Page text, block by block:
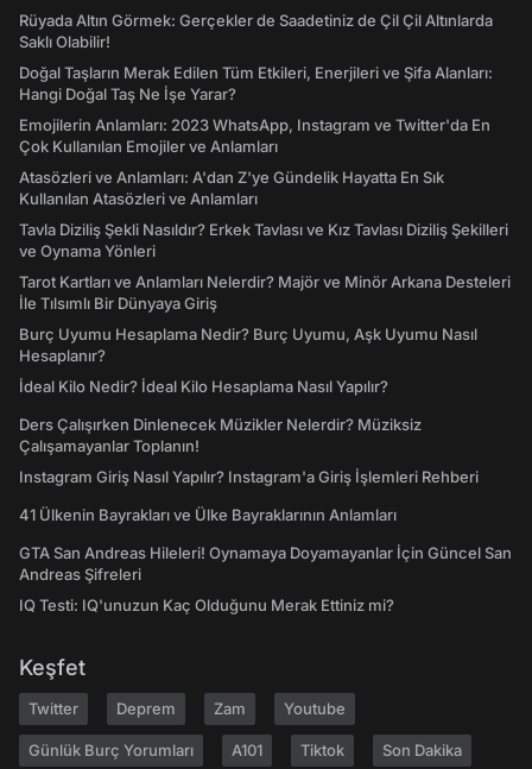
Rüyada Altın Görmek: Gerçekler de Saadetiniz de Çil Çil Altınlarda
Saklı Olabilir!
Doğal Taşların Merak Edilen Tüm Etkileri, Enerjileri ve Şifa Alanları:
Hangi Doğal Taş Ne İşe Yarar?
Emojilerin Anlamları: 2023 WhatsApp, Instagram ve Twitter'da En
Çok Kullanılan Emojiler ve Anlamları
Atasözleri ve Anlamları: A'dan Z'ye Gündelik Hayatta En Sık
Kullanılan Atasözleri ve Anlamları
Tavla Diziliş Şekli Nasıldır? Erkek Tavlası ve Kız Tavlası Diziliş Şekilleri
ve Oynama Yönleri
Tarot Kartları ve Anlamları Nelerdir? Majör ve Minör Arkana Desteleri
İle Tılsımlı Bir Dünyaya Giriş
Burç Uyumu Hesaplama Nedir? Burç Uyumu, Aşk Uyumu Nasıl
Hesaplanır?
İdeal Kilo Nedir? İdeal Kilo Hesaplama Nasıl Yapılır?
Ders Çalışırken Dinlenecek Müzikler Nelerdir? Müziksiz
Çalışamayanlar Toplanın!
Instagram Giriş Nasıl Yapılır? Instagram'a Giriş İşlemleri Rehberi
41 Ülkenin Bayrakları ve Ülke Bayraklarının Anlamları
GTA San Andreas Hileleri! Oynamaya Doyamayanlar İçin Güncel San
Andreas Şifreleri
IQ Testi: IQ'unuzun Kaç Olduğunu Merak Ettiniz mi?
Keşfet
Twitter Deprem Zam Youtube
Günlük Burç Yorumları A101 Tiktok Son Dakika